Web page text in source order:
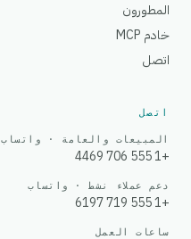
المطورون
خادم MCP
اتصل
اتصل
المبيعات والعامة · واتساب
+1 555 706 4469
دعم عملاء نشط · واتساب
+1 555 719 6197
ساعات العمل